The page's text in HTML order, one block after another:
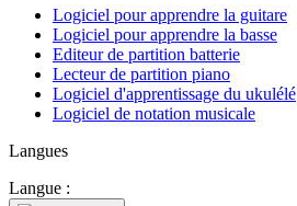
Logiciel pour apprendre la guitare
Logiciel pour apprendre la basse
Editeur de partition batterie
Lecteur de partition piano
Logiciel d'apprentissage du ukulélé
Logiciel de notation musicale
Langues
Langue :